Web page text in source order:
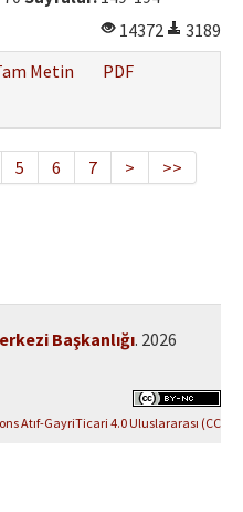
14372
3189
Metin
PDF
5 6 7 > >>
Başkanlığı. 2026
Atıf-GayriTicari 4.0 Uluslararası (CC